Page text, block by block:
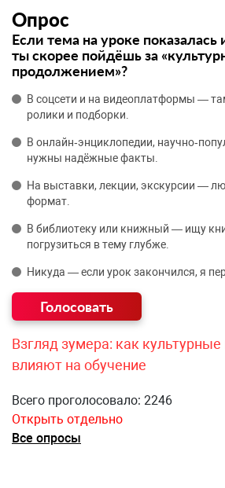
Опрос
Если тема на уроке показалась
ты скорее пойдёшь за
продолжением»?
В соцсети и на видеоплатформы —
ролики и подборки.
В онлайн‑энциклопедии,
нужны надёжные факты.
На выставки, лекции, экскурсии —
формат.
В библиотеку или книжный — ищу
погрузиться в тему глубже.
Никуда — если урок закончился, я
Взгляд зумера: как
влияют на обучение
Всего проголосовало: 2246
Открыть отдельно
Все опросы